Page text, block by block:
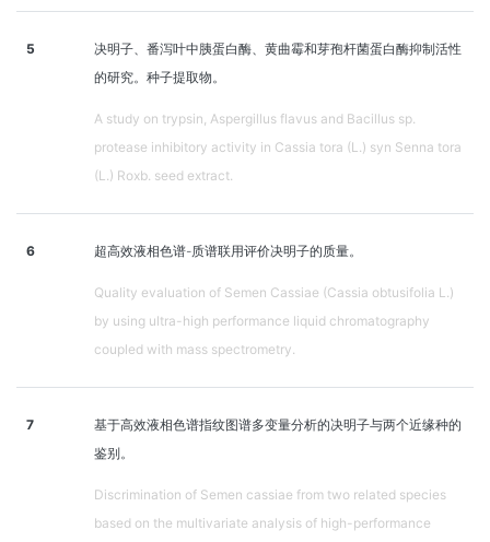
5
决明子、番泻叶中胰蛋白酶、黄曲霉和芽孢杆菌蛋白酶抑制活性
的研究。种子提取物。
A study on trypsin, Aspergillus flavus and Bacillus sp.
protease inhibitory activity in Cassia tora (L.) syn Senna tora
(L.) Roxb. seed extract.
6 超高效液相色谱-质谱联用评价决明子的质量。
Quality evaluation of Semen Cassiae (Cassia obtusifolia L.)
by using ultra-high performance liquid chromatography
coupled with mass spectrometry.
7
基于高效液相色谱指纹图谱多变量分析的决明子与两个近缘种的
鉴别。
Discrimination of Semen cassiae from two related species
based on the multivariate analysis of high-performance